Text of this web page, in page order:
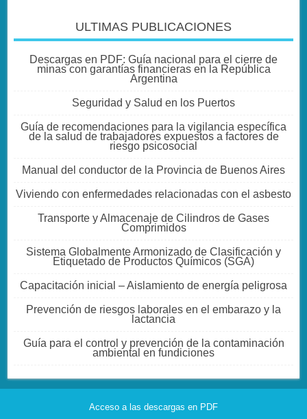
ULTIMAS PUBLICACIONES
Descargas en PDF: Guía nacional para el cierre de
minas con garantías financieras en la República
Argentina
Seguridad y Salud en los Puertos
Guía de recomendaciones para la vigilancia específica
de la salud de trabajadores expuestos a factores de
riesgo psicosocial
Manual del conductor de la Provincia de Buenos Aires
Viviendo con enfermedades relacionadas con el asbesto
Transporte y Almacenaje de Cilindros de Gases
Comprimidos
Sistema Globalmente Armonizado de Clasificación y
Etiquetado de Productos Químicos (SGA)
Capacitación inicial – Aislamiento de energía peligrosa
Prevención de riesgos laborales en el embarazo y la
lactancia
Guía para el control y prevención de la contaminación
ambiental en fundiciones
Acceso a las descargas en PDF